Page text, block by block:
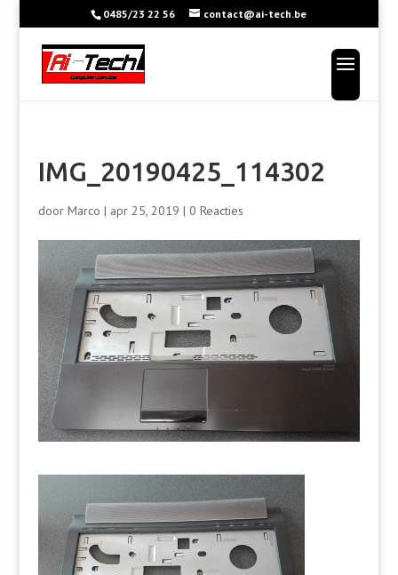
0485/23 22 56 contact@ai-tech.be
IMG_20190425_114302
door Marco | apr 25, 2019 | 0 Reacties